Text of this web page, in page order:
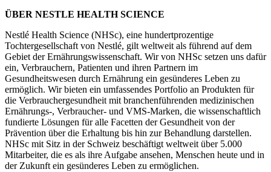
ÜBER NESTLE HEALTH SCIENCE
Nestlé Health Science (NHSc), eine hundertprozentige
Tochtergesellschaft von Nestlé, gilt weltweit als führend auf dem
Gebiet der Ernährungswissenschaft. Wir von NHSc setzen uns dafür
ein, Verbrauchern, Patienten und ihren Partnern im
Gesundheitswesen durch Ernährung ein gesünderes Leben zu
ermöglich. Wir bieten ein umfassendes Portfolio an Produkten für
die Verbrauchergesundheit mit branchenführenden medizinischen
Ernährungs-, Verbraucher- und VMS-Marken, die wissenschaftlich
fundierte Lösungen für alle Facetten der Gesundheit von der
Prävention über die Erhaltung bis hin zur Behandlung darstellen.
NHSc mit Sitz in der Schweiz beschäftigt weltweit über 5.000
Mitarbeiter, die es als ihre Aufgabe ansehen, Menschen heute und in
der Zukunft ein gesünderes Leben zu ermöglichen.